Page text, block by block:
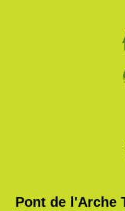
Pont de l'Arche